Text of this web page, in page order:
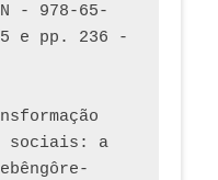
- 978-65-
e pp. 236 -
sociais: a